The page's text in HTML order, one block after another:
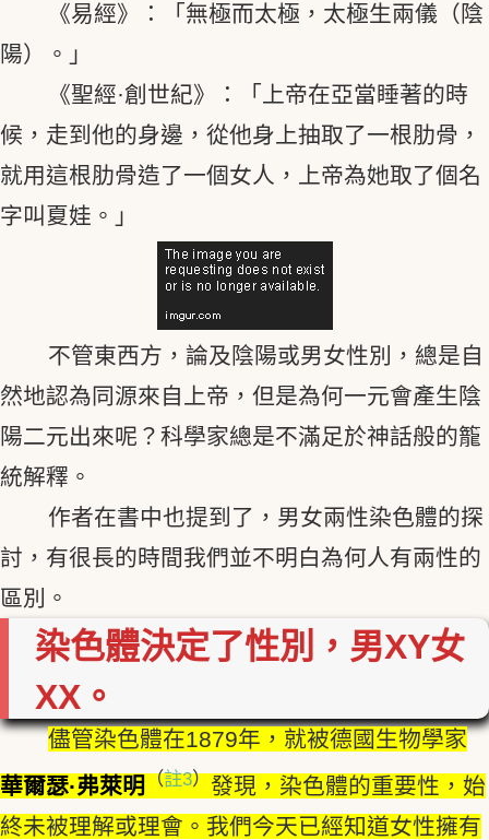
《身體》2/6
《易經》：「無極而太極，太極生兩儀（陰
陽）。」
《聖經·創世紀》：「上帝在亞當睡著的時
候，走到他的身邊，從他身上抽取了一根肋骨，
就用這根肋骨造了一個女人，上帝為她取了個名
字叫夏娃。」
不管東西方，論及陰陽或男女性別，總是自
然地認為同源來自上帝，但是為何一元會產生陰
陽二元出來呢？科學家總是不滿足於神話般的籠
統解釋。
作者在書中也提到了，男女兩性染色體的探
討，有很長的時間我們並不明白為何人有兩性的
區別。
染色體決定了性別，男XY女
XX。
儘管染色體在1879年，就被德國生物學家
華爾瑟·弗萊明（註3）發現，染色體的重要性，始
終未被理解或理會。我們今天已經知道女性擁有